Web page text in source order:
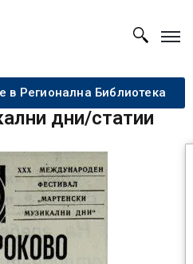
в Регионална Библиотека
дни/статии